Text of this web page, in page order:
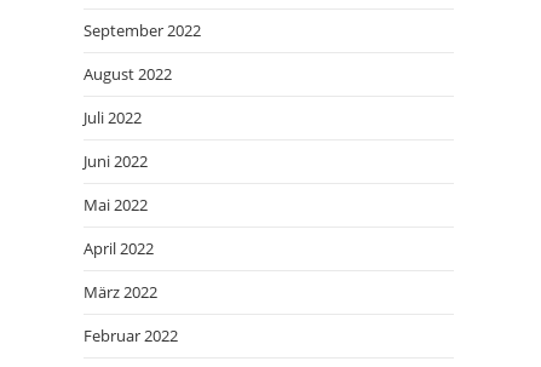
September 2022
August 2022
Juli 2022
Juni 2022
Mai 2022
April 2022
März 2022
Februar 2022